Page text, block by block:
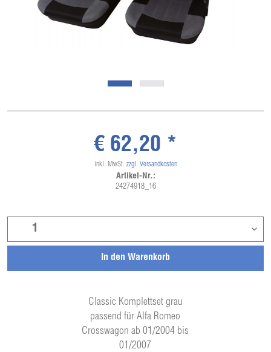
Classic Komplettset grau
passend für Alfa Romeo
Crosswagon ab 01/2004 bis
01/2007
In den Warenkorb
€ 62,20 *
inkl. MwSt. zzgl. Versandkosten
Artikel-Nr.:
24274918_16